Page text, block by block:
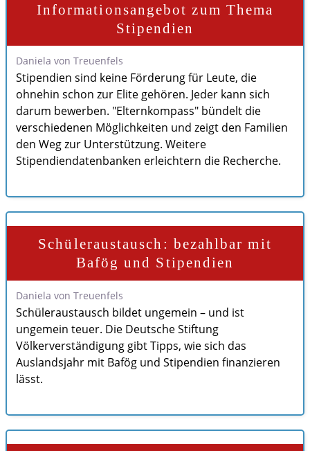
Informationsangebot zum Thema
Stipendien
Daniela von Treuenfels
Stipendien sind keine Förderung für Leute, die
ohnehin schon zur Elite gehören. Jeder kann sich
darum bewerben. "Elternkompass" bündelt die
verschiedenen Möglichkeiten und zeigt den Familien
den Weg zur Unterstützung. Weitere
Stipendiendatenbanken erleichtern die Recherche.
Schüleraustausch: bezahlbar mit
Bafög und Stipendien
Daniela von Treuenfels
Schüleraustausch bildet ungemein – und ist
ungemein teuer. Die Deutsche Stiftung
Völkerverständigung gibt Tipps, wie sich das
Auslandsjahr mit Bafög und Stipendien finanzieren
lässt.